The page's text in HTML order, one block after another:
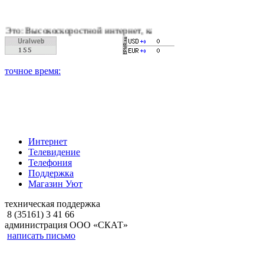
интернет, качественное цифровое и кабельное
Интернет
Телевидение
Телефония
Поддержка
Магазин Уют
техническая поддержка
8 (35161) 3 41 66
администрация ООО «СКАТ»
написать письмо